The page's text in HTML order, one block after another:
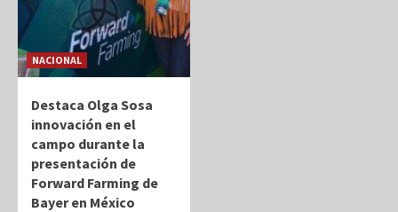
NACIONAL
Destaca Olga Sosa
innovación en el
campo durante la
presentación de
Forward Farming de
Bayer en México